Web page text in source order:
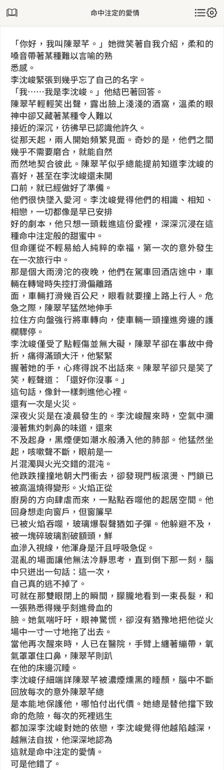
命中注定的愛情
「你好，我叫陳翠芊。」她微笑著自我介紹，柔和的
嗓音帶著某種難以言喻的熟
悉感。
李沈峻緊張到幾乎忘了自己的名字。
「我……我是李沈峻。」他結巴著回答。
陳翠芊輕輕笑出聲，露出臉上淺淺的酒窩，溫柔的眼
神中卻又藏著某種令人難以
接近的深沉，彷彿早已認識他許久。
從那天起，兩人開始頻繁見面。奇妙的是，他們之間
幾乎不需要磨合，就能自然
而然地契合彼此。陳翠芊似乎總能提前知道李沈峻的
喜好，甚至在李沈峻還未開
口前，就已經做好了準備。
他們很快墜入愛河。李沈峻覺得他們的相識、相知、
相戀，一切都像是早已安排
好的劇本，他只想一頭栽進這份愛裡，深深沉浸在這
種命中注定般的甜蜜中。
但命運從不輕易給人純粹的幸福，第一次的意外發生
在一次旅行中。
那是個大雨滂沱的夜晚，他們在駕車回酒店途中，車
輛在轉彎時失控打滑偏離路
面，車輛打滑幾百公尺，眼看就要撞上路上行人。危
急之際，陳翠芊猛然地伸手
拉住方向盤強行將車轉向，使車輛一頭撞進旁邊的護
欄驟停。
李沈峻僅受了點輕傷並無大礙，陳翠芊卻在事故中骨
折，痛得滿頭大汗，他緊緊
握著她的手，心疼得說不出話來。陳翠芊卻只是笑了
笑，輕聲道：「還好你沒事。」
這句話，像針一樣刺進他心裡。
還有一次是火災。
深夜火災是在凌晨發生的。李沈峻醒來時，空氣中瀰
漫著焦灼刺鼻的味道，還來
不及起身，黑煙便如潮水般湧入他的肺部。他猛然坐
起，咳嗽聲不斷，眼前是一
片混濁與火光交錯的混沌。
他跌跌撞撞地朝大門衝去，卻發現門板滾燙、門鎖已
被高溫燒得變形。火焰正從
廚房的方向肆虐而來，一點點吞噬他的起居空間。他
回身想走向窗戶，但窗簾早
已被火焰吞噬，玻璃爆裂聲猶如子彈。他躲避不及，
被一塊碎玻璃割破額頭，鮮
血滲入視線，他渾身是汗且呼吸急促。
混亂的場面讓他無法冷靜思考，直到倒下那一刻，腦
中只迸出一句話：這一次，
自己真的逃不掉了。
可就在那雙眼閉上的瞬間，朦朧地看到一束長髮，和
一張熟悉得幾乎刻進骨血的
臉。她氣喘吁吁，眼神驚慌，卻沒有猶豫地把他從火
場中一寸一寸地拖了出去。
當他再次醒來時，人已在醫院，手臂上纏著繃帶，氧
氣罩罩住口鼻，陳翠芊則趴
在他的床邊沉睡。
李沈峻仔細端詳陳翠芊被濃煙燻黑的睡顏，腦中不斷
回放每次的意外陳翠芊總
是本能地保護他，哪怕付出代價。她總是替他擋下致
命的危險，每次的死裡逃生
都加深李沈峻對她的依戀，李沈峻覺得他越陷越深，
越無法自拔，他深深地認為
這就是命中注定的愛情。
可是他錯了。